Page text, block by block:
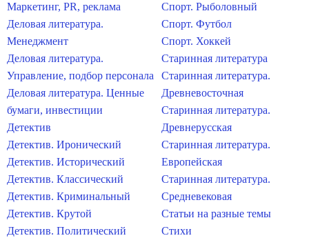
Маркетинг, PR, реклама
Деловая литература.
Менеджмент
Деловая литература.
Управление, подбор персонала
Деловая литература. Ценные
бумаги, инвестиции
Детектив
Детектив. Иронический
Детектив. Исторический
Детектив. Классический
Детектив. Криминальный
Детектив. Крутой
Детектив. Политический
Спорт. Рыболовный
Спорт. Футбол
Спорт. Хоккей
Старинная литература
Старинная литература.
Древневосточная
Старинная литература.
Древнерусская
Старинная литература.
Европейская
Старинная литература.
Средневековая
Статьи на разные темы
Стихи